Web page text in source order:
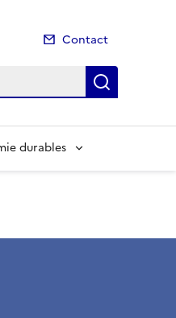
Contact
durables